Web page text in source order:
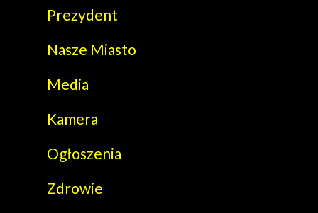
Prezydent
Nasze Miasto
Media
Kamera
Ogłoszenia
Zdrowie